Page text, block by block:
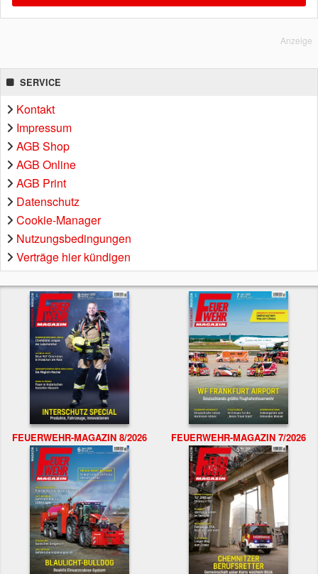
Anzeige
SERVICE
Kontakt
Impressum
AGB Shop
AGB Online
AGB Print
Datenschutz
Cookie-Manager
Nutzungsbedingungen
Verträge hier kündigen
FEUERWEHR-MAGAZIN 8/2026 FEUERWEHR-MAGAZIN 7/2026